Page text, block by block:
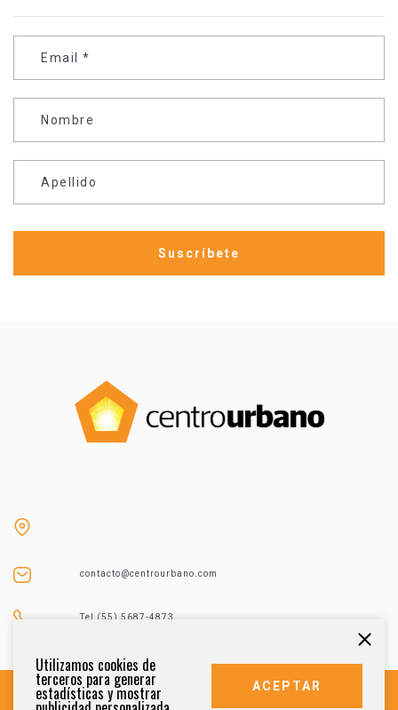
Email *
Nombre
Apellido
contacto@centrourbano.com
Tel (55) 5687-4873
Utilizamos cookies de
terceros para generar
estadísticas y mostrar ACEPTAR